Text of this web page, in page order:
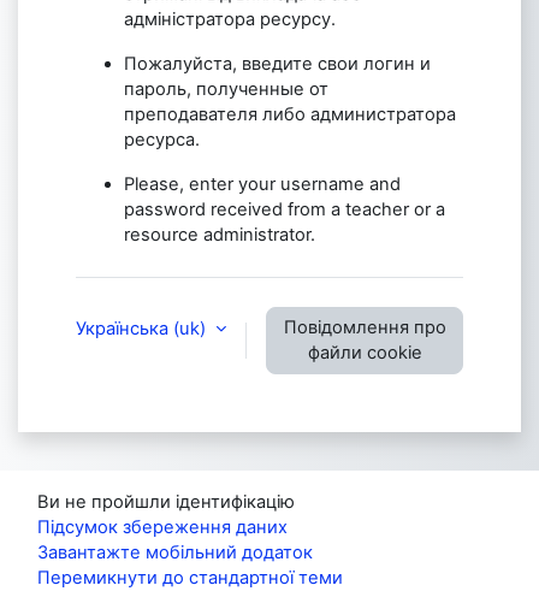
адміністратора ресурсу.
Пожалуйста, введите свои логин и
пароль, полученные от
преподавателя либо администратора
ресурса.
Please, enter your username and
password received from a teacher or a
resource administrator.
Українська ‎(uk)‎
Повідомлення про
файли cookie
Ви не пройшли ідентифікацію
Підсумок збереження даних
Завантажте мобільний додаток
Перемикнути до стандартної теми